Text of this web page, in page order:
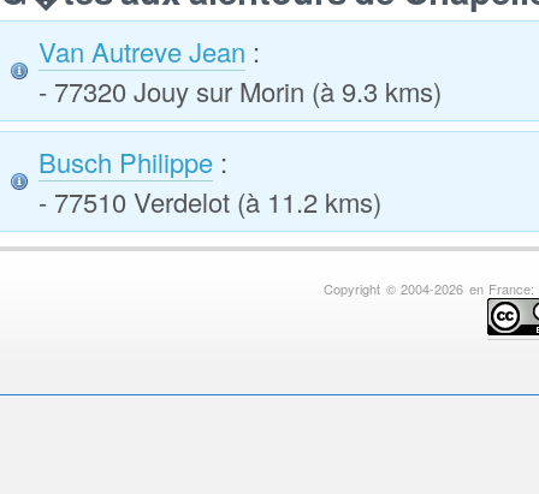
Van Autreve Jean :
- 77320 Jouy sur Morin (à 9.3 kms)
Busch Philippe :
- 77510 Verdelot (à 11.2 kms)
Copyright © 2004-2026 en